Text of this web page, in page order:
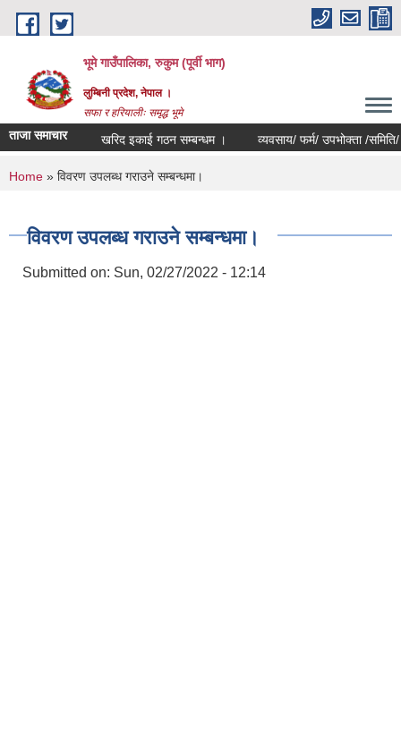
Skip to main content
भूमे गाउँपालिका, रुकुम (पूर्वी भाग)
लुम्बिनी प्रदेश, नेपाल ।
सफा र हरियालीः समृद्ध भूमे
ताजा समाचारखरिद इकाई गठन सम्बन्धम । व्यवसाय/ फर्म/ उपभोक्ता /समिति/ समुह/
You are here
Home » विवरण उपलब्ध गराउने सम्बन्धमा।
विवरण उपलब्ध गराउने सम्बन्धमा।
Submitted on: Sun, 02/27/2022 - 12:14